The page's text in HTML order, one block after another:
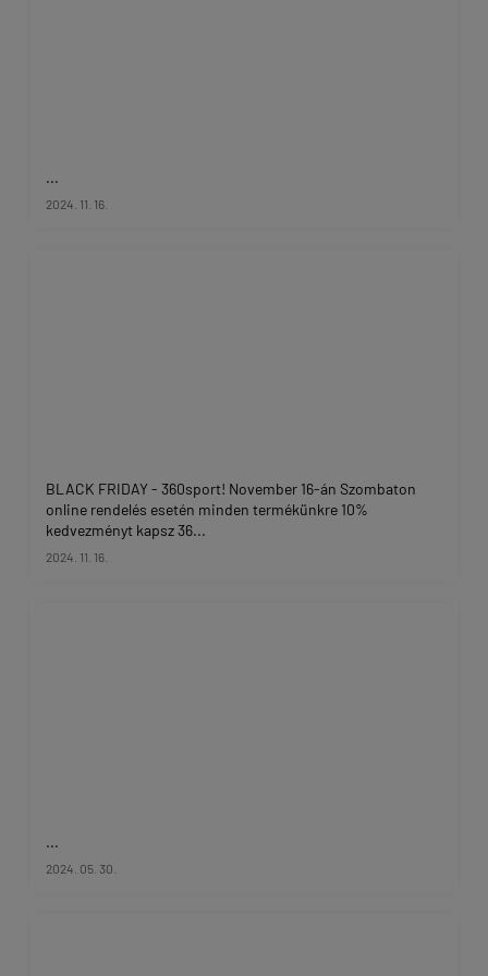
...
2024. 11. 16.
BLACK FRIDAY - 360sport! November 16-án Szombaton
online rendelés esetén minden termékünkre 10%
kedvezményt kapsz 36...
2024. 11. 16.
...
2024. 05. 30.